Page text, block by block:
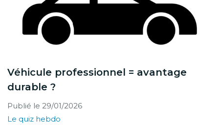
Véhicule professionnel = avantage
durable ?
Publié le 29/01/2026
Le quiz hebdo